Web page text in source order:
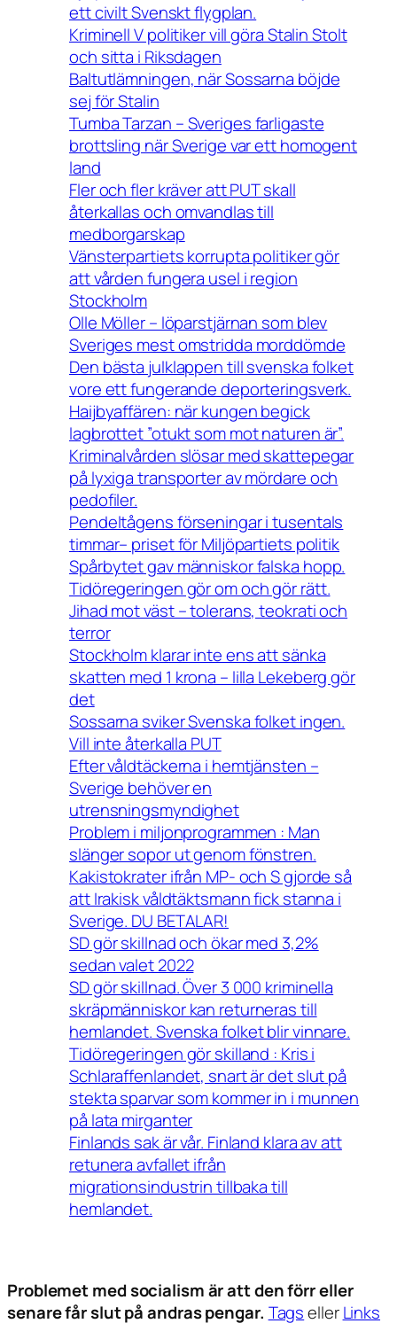
ett civilt Svenskt flygplan.
Kriminell V politiker vill göra Stalin Stolt
och sitta i Riksdagen
Baltutlämningen, när Sossarna böjde
sej för Stalin
Tumba Tarzan – Sveriges farligaste
brottsling när Sverige var ett homogent
land
Fler och fler kräver att PUT skall
återkallas och omvandlas till
medborgarskap
Vänsterpartiets korrupta politiker gör
att vården fungera usel i region
Stockholm
Olle Möller – löparstjärnan som blev
Sveriges mest omstridda morddömde
Den bästa julklappen till svenska folket
vore ett fungerande deporteringsverk.
Haijbyaffären: när kungen begick
lagbrottet ”otukt som mot naturen är”.
Kriminalvården slösar med skattepegar
på lyxiga transporter av mördare och
pedofiler.
Pendeltågens förseningar i tusentals
timmar– priset för Miljöpartiets politik
Spårbytet gav människor falska hopp.
Tidöregeringen gör om och gör rätt.
Jihad mot väst – tolerans, teokrati och
terror
Stockholm klarar inte ens att sänka
skatten med 1 krona – lilla Lekeberg gör
det
Sossarna sviker Svenska folket ingen.
Vill inte återkalla PUT
Efter våldtäckerna i hemtjänsten –
Sverige behöver en
utrensningsmyndighet
Problem i miljonprogrammen : Man
slänger sopor ut genom fönstren.
Kakistokrater ifrån MP- och S gjorde så
att Irakisk våldtäktsmann fick stanna i
Sverige. DU BETALAR!
SD gör skillnad och ökar med 3,2%
sedan valet 2022
SD gör skillnad. Över 3 000 kriminella
skräpmänniskor kan returneras till
hemlandet. Svenska folket blir vinnare.
Tidöregeringen gör skilland : Kris i
Schlaraffenlandet, snart är det slut på
stekta sparvar som kommer in i munnen
på lata mirganter
Finlands sak är vår. Finland klara av att
retunera avfallet ifrån
migrationsindustrin tillbaka till
hemlandet.
Problemet med socialism är att den förr eller
senare får slut på andras pengar. TagsellerLinks